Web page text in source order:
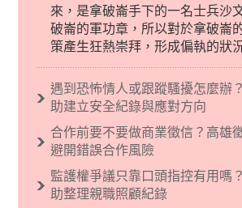
來，是拿破崙手下的一名士兵沙
破崙的軍功章，所以對於拿破崙
策產生狂熱崇拜，形成偏執的狀
義後來就被拿來暗指偏見和歧視
義傾向的人，通常對於自己的國
烈的卓越感，因而瞧不起其他國
現了男性沙文…
遇到恐怖情人或跟蹤騷擾怎麼辦
助建立安全紀錄與應對方向
合作前要不要做商業徵信？高雄
避開錯誤合作風險
監護權爭議只靠口頭指控有用嗎
助整理親職照顧紀錄